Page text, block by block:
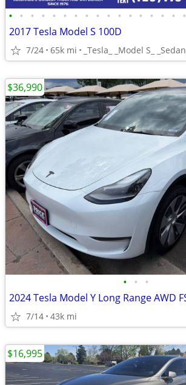
• • • • • • • • • • • • • • • • •
2017 Tesla Model S 100D
7/24 65k mi _Tesla_ _Model S_ _Sedan_
• • •
7/14 43k mi
$36,990
$16,995